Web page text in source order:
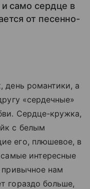
само сердце в
от песенно-
день романтики, а
«сердечные»
Сердце-кружка,
с белым
его, плюшевое, в
интересные
нам
гораздо больше,